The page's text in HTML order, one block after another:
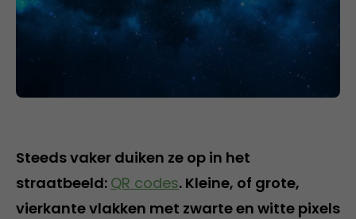
Steeds vaker duiken ze op in het
straatbeeld: QR codes. Kleine, of grote,
vierkante vlakken met zwarte en witte pixels